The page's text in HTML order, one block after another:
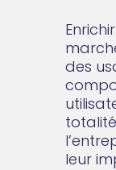
des
leur